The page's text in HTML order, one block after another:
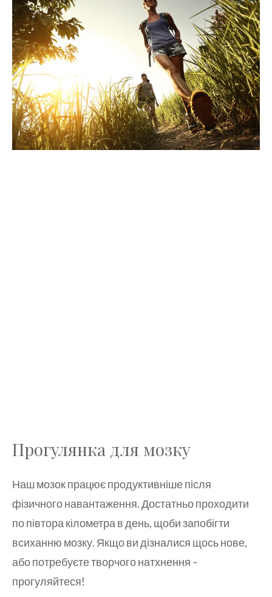
Прогулянка для мозку
Наш мозок працює продуктивніше після
фізичного навантаження. Достатньо проходити
по півтора кілометра в день, щоби запобігти
всиханню мозку. Якщо ви дізналися щось нове,
або потребуєте творчого натхнення –
прогуляйтеся!